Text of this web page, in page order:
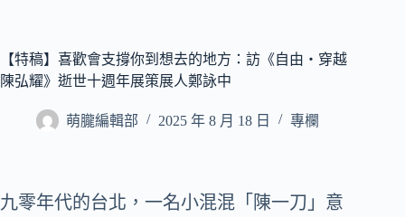
【特稿】喜歡會支撐你到想去的地方：訪《自由‧穿越
陳弘耀》逝世十週年展策展人鄭詠中
萌朧編輯部 2025 年 8 月 18 日 專欄
九零年代的台北，一名小混混「陳一刀」意